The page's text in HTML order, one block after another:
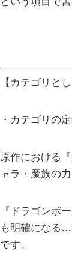
【カテゴリと
・カテゴリの
原作における
ャラ・魔族の
『ドラゴンボ
も明確になる
です。